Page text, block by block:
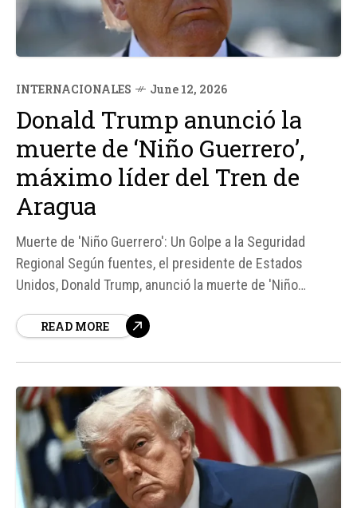
INTERNACIONALES June 12, 2026
Donald Trump anunció la
muerte de ‘Niño Guerrero’,
máximo líder del Tren de
Aragua
Muerte de 'Niño Guerrero': Un Golpe a la Seguridad
Regional Según fuentes, el presidente de Estados
Unidos, Donald Trump, anunció la muerte de 'Niño
organizaciones terroristas más sanguinarias del
READ MORE